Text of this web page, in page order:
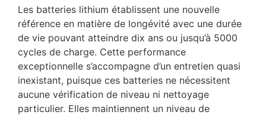
Les batteries lithium établissent une nouvelle
référence en matière de longévité avec une durée
de vie pouvant atteindre dix ans ou jusqu’à 5000
cycles de charge. Cette performance
exceptionnelle s’accompagne d’un entretien quasi
inexistant, puisque ces batteries ne nécessitent
aucune vérification de niveau ni nettoyage
particulier. Elles maintiennent un niveau de